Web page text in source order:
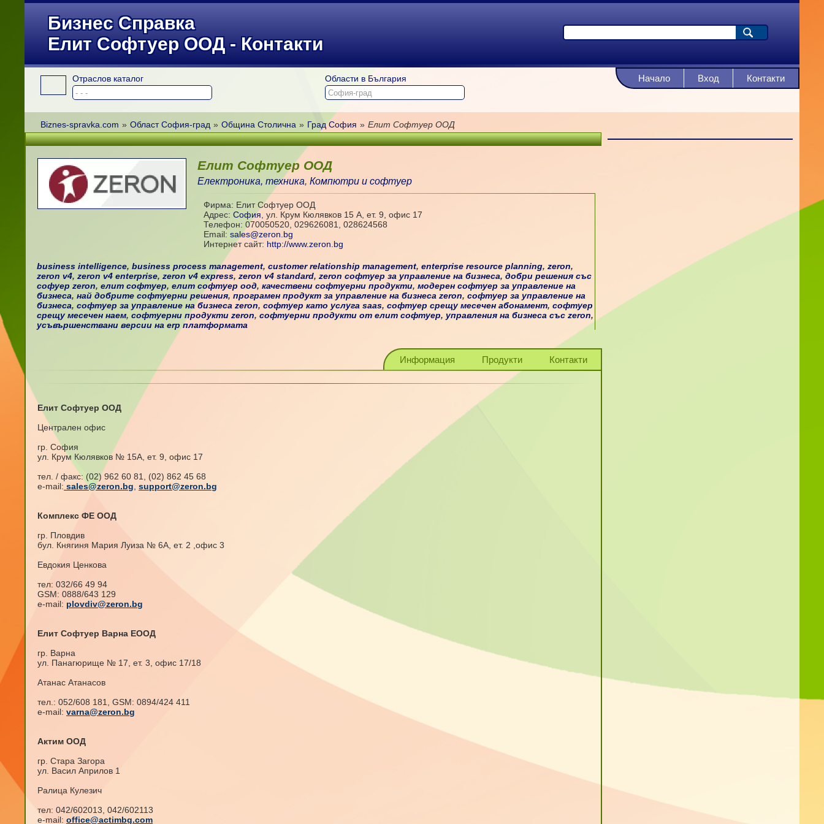
Бизнес Справка
Елит Софтуер ООД - Контакти
Отраслов каталог Области в България Начало Вход Контакти
Biznes-spravka.com » Област София-град » Община Столична » Град София » Елит Софтуер ООД
Елит Софтуер ООД
Електроника, техника,Компютри и софтуер
Фирма: Елит Софтуер ООД
Адрес:София ,ул. Крум Кюлявков 15 А, ет. 9, офис 17
Телефон:070050520, 029626081, 028624568
Email:sales@zeron.bg
Интернет сайт: http://www.zeron.bg
business intelligence,business process management,customer relationship management,enterprise resource planning,zeron,
zeron v4,zeron v4 enterprise,zeron v4 express,zeron v4 standard,zeron софтуер за управление на бизнеса,добри решения със
софуер zeron,елит софтуер,елит софтуер оод,качествени софтуерни продукти,модерен софтуер за управление на
бизнеса,най добрите софтуерни решения,програмен продукт за управление на бизнеса zeron,софтуер за управление на
бизнеса,софтуер за управление на бизнеса zeron,софтуер като услуга saas,софтуер срещу месечен абонамент,софтуер
срещу месечен наем,софтуерни продукти zeron,софтуерни продукти от елит софтуер, управления на бизнеса със zeron,
усъвършенствани версии на erp платформата
Информация Продукти Контакти
Елит Софтуер ООД
Централен офис
гр. София
ул. Крум Кюлявков № 15А, ет. 9, офис 17
тел. / факс: (02) 962 60 81, (02) 862 45 68
e-mail: sales@zeron.bg ,support@zeron.bg
Комплекс ФЕ ООД
гр. Пловдив
бул. Княгиня Мария Луиза № 6А, ет. 2 ,офис 3
Евдокия Ценкова
тел: 032/66 49 94
GSM: 0888/643 129
e-mail: plovdiv@zeron.bg
Елит Софтуер Варна ЕООД
гр. Варна
ул. Панагюрище № 17, ет. 3, офис 17/18
Атанас Атанасов
тел.: 052/608 181, GSM: 0894/424 411
e-mail:varna@zeron.bg
Актим ООД
гр. Стара Загора
ул. Васил Априлов 1
Ралица Кулезич
тел: 042/602013, 042/602113
e-mail: office@actimbg.com